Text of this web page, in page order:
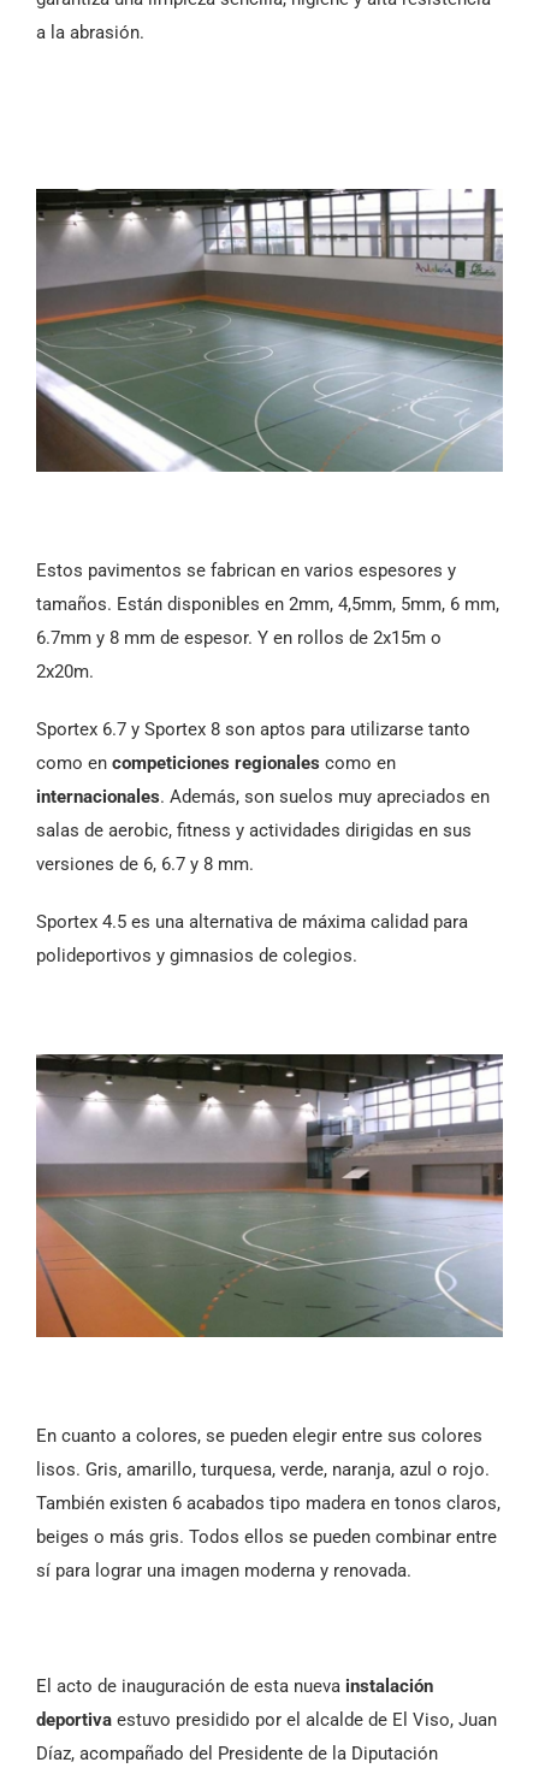
a la abrasión.
Estos pavimentos se fabrican en varios espesores y
tamaños. Están disponibles en 2mm, 4,5mm, 5mm, 6 mm,
6.7mm y 8 mm de espesor. Y en rollos de 2x15m o
2x20m.
Sportex 6.7 y Sportex 8 son aptos para utilizarse tanto
como en competiciones regionales como en
internacionales. Además, son suelos muy apreciados en
salas de aerobic, fitness y actividades dirigidas en sus
versiones de 6, 6.7 y 8 mm.
Sportex 4.5 es una alternativa de máxima calidad para
polideportivos y gimnasios de colegios.
En cuanto a colores, se pueden elegir entre sus colores
lisos. Gris, amarillo, turquesa, verde, naranja, azul o rojo.
También existen 6 acabados tipo madera en tonos claros,
beiges o más gris. Todos ellos se pueden combinar entre
sí para lograr una imagen moderna y renovada.
El acto de inauguración de esta nueva instalación
deportiva estuvo presidido por el alcalde de El Viso, Juan
Díaz, acompañado del Presidente de la Diputación